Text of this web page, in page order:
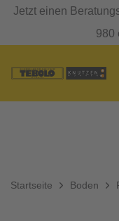
Jetzt einen
980
Startseite Boden